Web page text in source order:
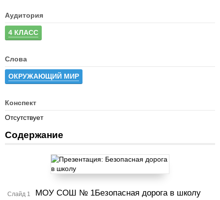
Аудитория
4 КЛАСС
Слова
ОКРУЖАЮЩИЙ МИР
Конспект
Отсутствует
Содержание
Слайд 1 МОУ СОШ № 1Безопасная дорога в школу